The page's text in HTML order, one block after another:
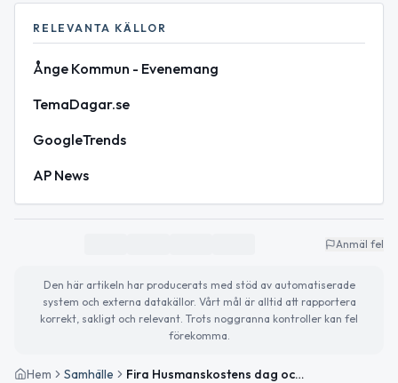
RELEVANTA KÄLLOR
Ånge Kommun - Evenemang
TemaDagar.se
GoogleTrends
AP News
Anmäl fel
Den här artikeln har producerats med stöd av automatiserade
system och externa datakällor. Vårt mål är alltid att rapportera
korrekt, sakligt och relevant. Trots noggranna kontroller kan fel
förekomma.
Hem Samhälle Fira Husmanskostens dag och planera sportlovet – dagens nyheter och evenemang